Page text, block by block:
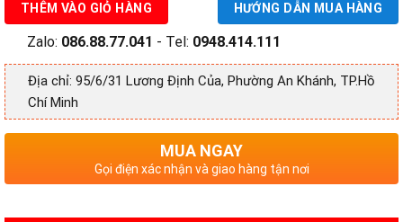
HƯỚNG DẪN MUA HÀNG
THÊM VÀO GIỎ HÀNG
Zalo: 086.88.77.041 - Tel: 0948.414.111
Địa chỉ: 95/6/31 Lương Định Của, Phường An Khánh, TP.Hồ
Chí Minh
MUA NGAY
Gọi điện xác nhận và giao hàng tận nơi